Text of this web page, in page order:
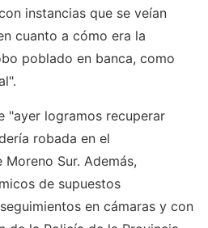
instancias que se veían
cuanto a cómo era la
poblado en banca, como
"ayer logramos recuperar
robada en el
Sur. Además,
de supuestos
en cámaras y con